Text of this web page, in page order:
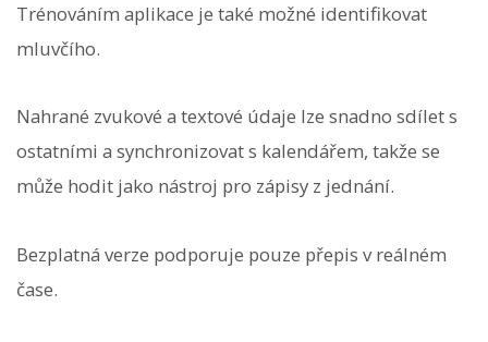
Trénováním aplikace je také možné identifikovat
mluvčího.
Nahrané zvukové a textové údaje lze snadno sdílet s
ostatními a synchronizovat s kalendářem, takže se
může hodit jako nástroj pro zápisy z jednání.
Bezplatná verze podporuje pouze přepis v reálném
čase.